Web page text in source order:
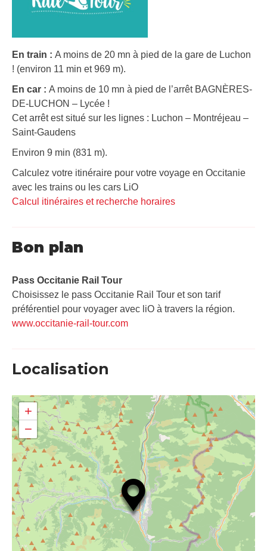
En train : A moins de 20 mn à pied de la gare de Luchon
! (environ 11 min et 969 m).
En car : A moins de 10 mn à pied de l’arrêt BAGNÈRES-
DE-LUCHON – Lycée !
Cet arrêt est situé sur les lignes : Luchon – Montréjeau –
Saint-Gaudens
Environ 9 min (831 m).
Calculez votre itinéraire pour votre voyage en Occitanie
avec les trains ou les cars LiO
Calcul itinéraires et recherche horaires
Bon plan
Pass Occitanie Rail Tour​
Choisissez le pass Occitanie Rail Tour et son tarif
préférentiel pour voyager avec liO à travers la région.
www.occitanie-rail-tour.com
Localisation
+
−